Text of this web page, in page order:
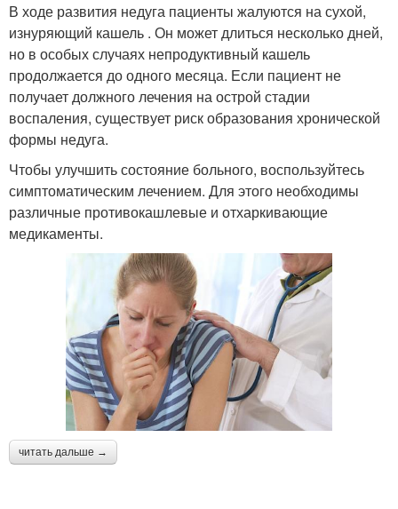
В ходе развития недуга пациенты жалуются на сухой,
изнуряющий кашель . Он может длиться несколько дней,
но в особых случаях непродуктивный кашель
продолжается до одного месяца. Если пациент не
получает должного лечения на острой стадии
воспаления, существует риск образования хронической
формы недуга.
Чтобы улучшить состояние больного, воспользуйтесь
симптоматическим лечением. Для этого необходимы
различные противокашлевые и отхаркивающие
медикаменты.
читать дальше →